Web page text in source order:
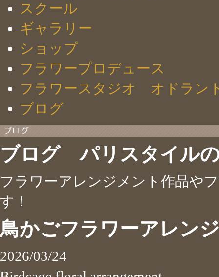
スクール
ギャラリー
ショップ
フラワープロデュース
フラワースタジオ オドラン
ブログ
ブログ パリスタイル
フラワーアレンジメント作品や
す！
鳥かごフラワーアレン
2026/03/24